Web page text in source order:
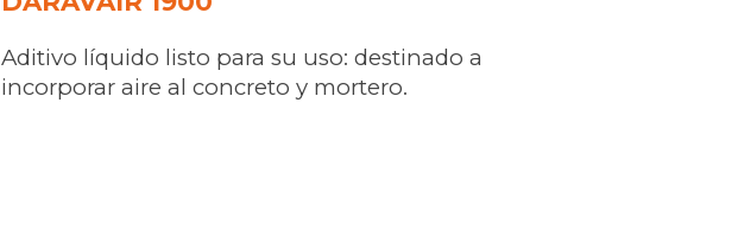
Aditivo líquido listo para su uso: destinado a
incorporar aire al concreto y mortero.